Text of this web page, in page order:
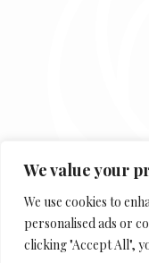
We value your
We use cookies to
personalised ads or
clicking "Accept All",